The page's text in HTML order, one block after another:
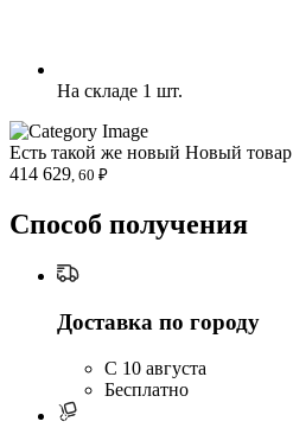
На складе 1 шт.
Есть такой же новый Новый товар
414 629, 60 ₽
Способ получения
Доставка по городу
C 10 августа
Бесплатно